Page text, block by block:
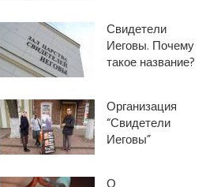
Свидетели
Иеговы. Почему
такое название?
Организация
“Свидетели
Иеговы”